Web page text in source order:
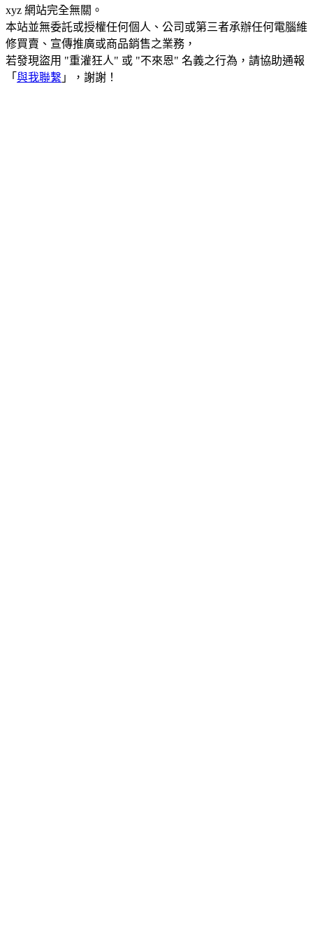
xyz 網站完全無關。
本站並無委託或授權任何個人、公司或第三者承辦任何電腦維
修買賣、宣傳推廣或商品銷售之業務，
若發現盜用 "重灌狂人" 或 "不來恩" 名義之行為，請協助通報
「 與我聯繫 」，謝謝！